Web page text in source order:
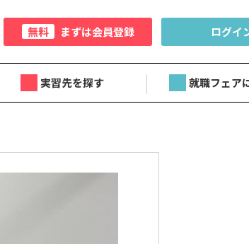
無料 まずは会員登録 ログイ
実習先を探す 就職フェア